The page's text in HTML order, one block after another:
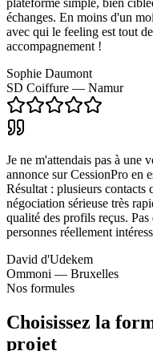
plateforme simple, bien
échanges. En moins d'un
avec qui le feeling est tout
accompagnement !
Sophie Daumont
SD Coiffure — Namur
Je ne m'attendais pas à une
annonce sur CessionPro en
Résultat : plusieurs contacts
négociation sérieuse très
qualité des profils reçus.
personnes réellement
David d'Udekem
Ommoni — Bruxelles
Nos formules
Choisissez la
projet